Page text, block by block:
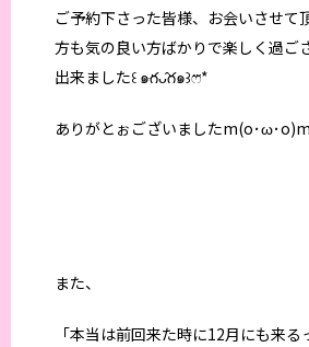
ご予約下さった皆様、お会いさせ
方も気の良い方ばかりで楽しく過ご
出来ました꒰ ๑ּగᴗ̂గ๑꒱ෆ⃛*
ありがとぉございましたm(o･ω･o)m
また、
「本当は前回来た時に12月にも来る